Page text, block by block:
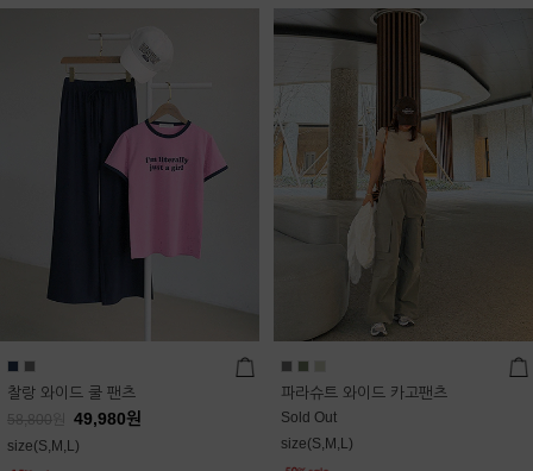
찰랑 와이드 쿨 팬츠
58,800 49,980원
size(S,M,L)
파라슈트 와이드 카고팬츠
Sold Out
size(S,M,L)